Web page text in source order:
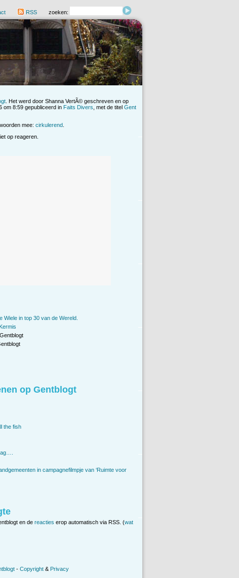
RSS zoeken:
. Het werd door Shanna VertÃ© geschreven en op
om 8:59 gepubliceerd in Faits Divers , met de titel Gent
mee: cirkulerend
op reageren.
Wiele in top 30 van de Wereld.
op Gentblogt
the fish
in campagnefilmpje van ‘Ruimte voor
en de reacties erop automatisch via RSS. (wat
- Copyright & Privacy